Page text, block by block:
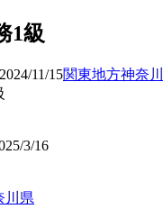
1級
2024/11/15関東地方神奈
3/16
川県